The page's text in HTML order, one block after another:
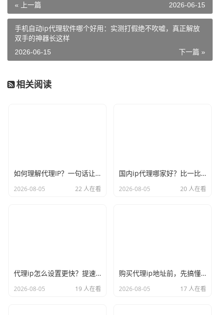
« 上一篇 2026-06-15
手机自动ip代理软件哪个好用：实测打假绝不吹嘘，真正解放
双手的神器长这样
下一篇 »
2026-06-15
相关阅读
如何理解代理IP？一句话让你彻底不再迷糊
2026-08-05 22 人在看
国内ip代理哪家好？比一比口碑就见分晓
2026-08-05 20 人在看
代理ip怎么设置更快？提速的几个关键点记牢
2026-08-05 19 人在看
购买代理ip地址前，先搞懂这三件事再说
2026-08-05 17 人在看